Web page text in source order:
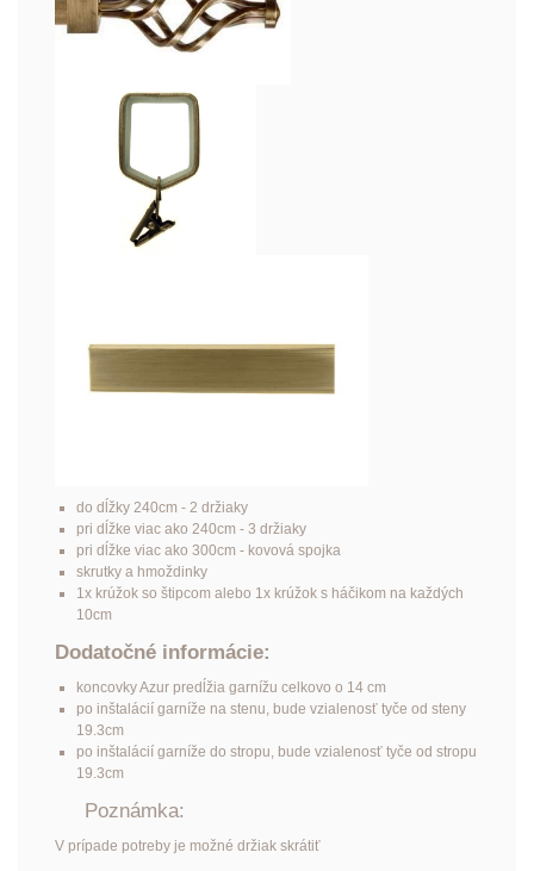
do dĺžky 240cm - 2 držiaky
pri dĺžke viac ako 240cm - 3 držiaky
pri dĺžke viac ako 300cm - kovová spojka
skrutky a hmoždinky
1x krúžok so štipcom alebo 1x krúžok s háčikom na každých
10cm
Dodatočné informácie:
koncovky Azur predĺžia garnížu celkovo o 14 cm
po inštalácií garníže na stenu, bude vzialenosť tyče od steny
19.3cm
po inštalácií garníže do stropu, bude vzialenosť tyče od stropu
19.3cm
Poznámka:
V prípade potreby je možné držiak skrátiť